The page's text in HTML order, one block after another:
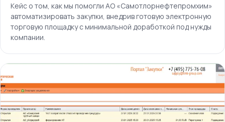
Кейс о том, как мы помогли АО «Самотлорнефтепромхим»
автоматизировать закупки, внедрив готовую электронную
торговую площадку с минимальной доработкой под нужды
компании.